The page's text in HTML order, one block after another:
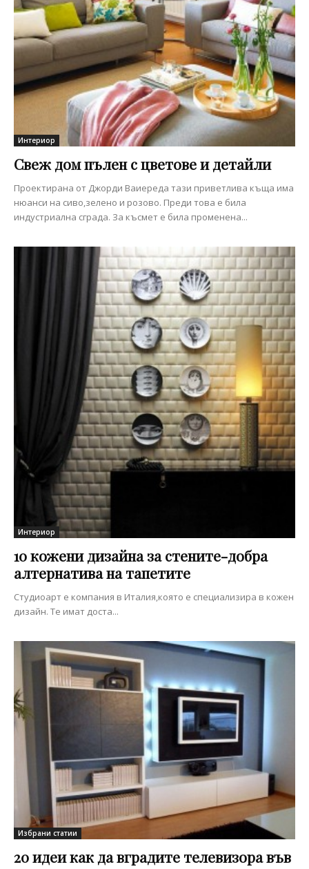
Интериор
Свеж дом пълен с цветове и детайли
Проектирана от Джорди Ваиереда тази приветлива къща има
нюанси на сиво,зелено и розово. Преди това е била
индустриална сграда. За късмет е била променена...
Интериор
10 кожени дизайна за стените-добра
алтернатива на тапетите
Студиоарт е компания в Италия,която е специализира в кожен
дизайн. Те имат доста...
Избрани статии
20 идеи как да вградите телевизора във